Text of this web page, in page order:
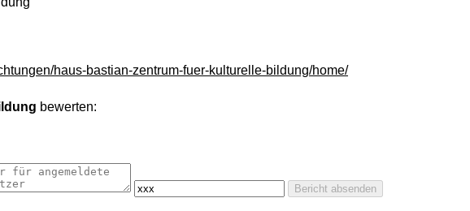
haus-bastian-zentrum-fuer-kulturelle-bildung/home/
bewerten:
Bericht absenden